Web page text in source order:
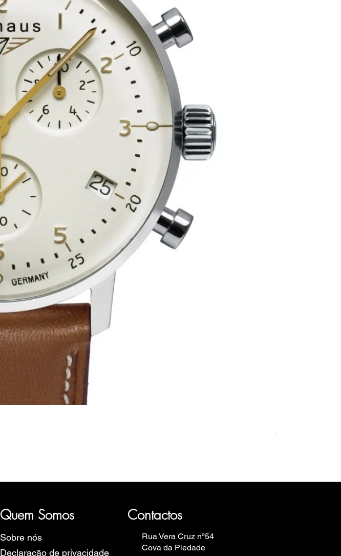
Preço
499,00 €
Quem Somos Contactos
Sobre nós
Declaração de privacidade
Rua Vera Cruz nº54
Cova da Piedade